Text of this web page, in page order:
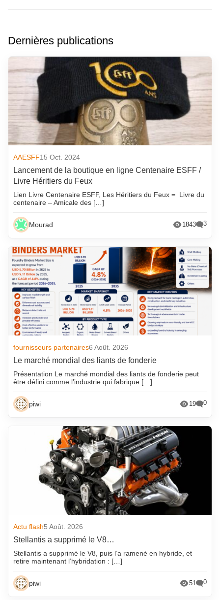
Dernières publications
AAESFF15 Oct. 2024
Lancement de la boutique en ligne Centenaire ESFF /
Livre Héritiers du Feux
Lien Livre Centenaire ESFF, Les Héritiers du Feux = Livre du
centenaire – Amicale des […]
Mourad 1843 3
fournisseurs partenaires6 Août. 2026
Le marché mondial des liants de fonderie
Présentation Le marché mondial des liants de fonderie peut
être défini comme l’industrie qui fabrique […]
piwi 19 0
Actu flash5 Août. 2026
Stellantis a supprimé le V8…
Stellantis a supprimé le V8, puis l’a ramené en hybride, et
retire maintenant l’hybridation : […]
piwi 51 0